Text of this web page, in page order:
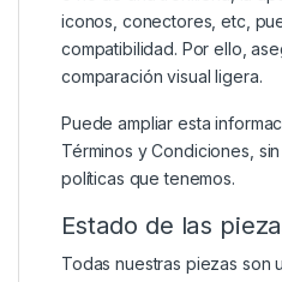
iconos, conectores, etc,
compatibilidad. Por ello,
comparación visual ligera.
Puede ampliar esta
Términos y Condiciones ,
políticas que tenemos.
Estado de las
Todas nuestras piezas son